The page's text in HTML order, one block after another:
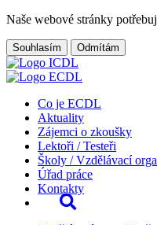
Naše webové stránky
Souhlasím Odmítám
Co je ECDL
Aktuality
Zájemci o zkoušky
Lektoři / Testeři
Školy / Vzdělávací
Úřad práce
Kontakty